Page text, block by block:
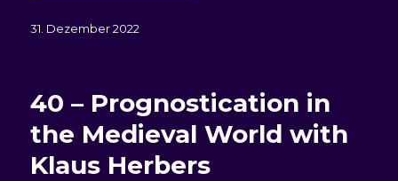
Veröffentlicht
31. Dezember 2022
40 – Prognostication in
the Medieval World with
Klaus Herbers